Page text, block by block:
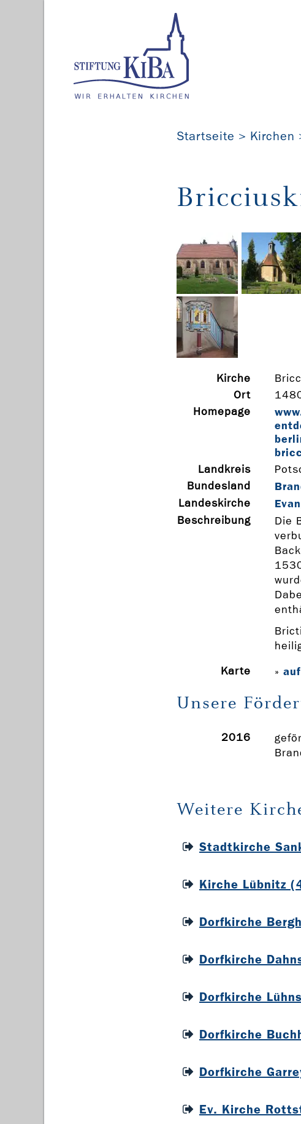
Startseite Kirchen
Kirche
Ort
Homepage
Landkreis
Bundesland
Landeskirche
Beschreibung
Die
Karte
»
Unsere
2016
Weitere
Stadtkirche
Kirche Lübnitz
Dorfkirche
Dorfkirche
Dorfkirche
Dorfkirche
Dorfkirche
Ev. Kirche